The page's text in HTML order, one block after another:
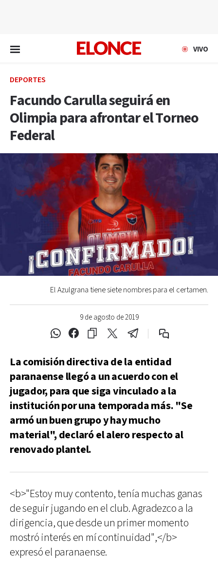
VIVO
DEPORTES
Facundo Carulla seguirá en
Olimpia para afrontar el Torneo
Federal
9 de agosto de 2019
El Azulgrana tiene siete nombres para el certamen.
La comisión directiva de la entidad
paranaense llegó a un acuerdo con el
jugador, para que siga vinculado a la
institución por una temporada más. "Se
armó un buen grupo y hay mucho
material", declaró el alero respecto al
renovado plantel.
<b>"Estoy muy contento, tenía muchas ganas
de seguir jugando en el club. Agradezco a la
dirigencia, que desde un primer momento
mostró interés en mí continuidad",</b>
expresó el paranaense.